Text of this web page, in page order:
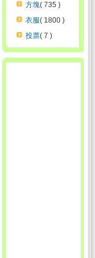
方塊( 735 )
衣服( 1800 )
投票( 7 )